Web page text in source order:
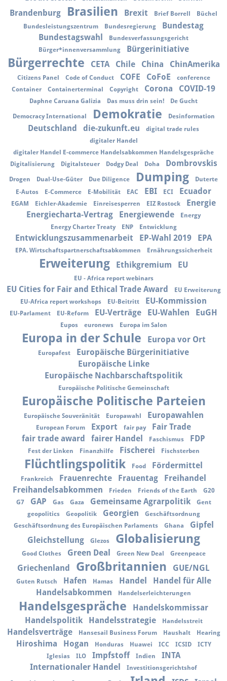
Brandenburg Brasilien Brexit Brief Borrell
Büchel
Bundesleistungszentrum
Bundesregierung
Bundestag
Bundestagswahl
Bundesverfassungsgericht
Bürger*innenversammlung
Bürgerinitiative
Bürgerrechte CETA Chile China ChinAmerika
Citizens Panel Code of Conduct COFE CoFoE
conference
Container
Containerterminal Copyright Corona COVID-19
Daphne Caruana Galizia Das muss drin sein! De Gucht
Democracy International Demokratie Desinformation
Deutschland die-zukunft.eu
digital trade rules
digitaler Handel
digitaler Handel E-commerce Handelsabkommen Handelsgespräche
Digitalisierung
Digitalsteuer Dodgy Deal Doha Dombrovskis
Drogen Dual-Use-Güter Due Diligence Dumping
Duterte
E-Autos
E-Commerce E-Mobilität EAC EBI ECI Ecuador
EGAM Eichler-Akademie Einreisesperren EIZ Rostock
Energie
Energiecharta-Vertrag
Energiewende
Energy
Energy Charter Treaty
ENP Entwicklung
Entwicklungszusammenarbeit EP-Wahl 2019 EPA
EPA. Wirtschaftspartnerschaftsabkommen Ernährungssicherheit
Erweiterung Ethikgremium EU
EU - Africa report webinars
EU Cities for Fair and Ethical Trade Award
EU Erweiterung
EU-Africa report workshops
EU-Beitritt EU-Kommission
EU-Parlament EU-Reform EU-Verträge EU-Wahlen EuGH
Eupos euronews Europa im Salon
Europa in der Schule Europa vor Ort
Europafest
Europäische Bürgerinitiative
Europäische Linke
Europäische Nachbarschaftspolitik
Europäische Politische Gemeinschaft
Europäische Politische Parteien
Europäische Souveränität Europawahl Europawahlen
European Forum Export fair pay
Fair Trade
fair trade award
fairer Handel Faschismus FDP
Fest der Linken Finanzhilfe Fischerei Fischsterben
Flüchtlingspolitik Food Fördermittel
Frankreich Frauenrechte Frauentag
Freihandel
Freihandelsabkommen
Frieden Friends of the Earth
G20
G7
GAP Gas Gaza Gemeinsame Agrarpolitik
Gent
geopolitics
Geopolitik Georgien
Geschäftsordnung
Geschäftsordnung des Europäischen Parlaments
Ghana
Gipfel
Gleichstellung
Glezos Globalisierung
Good Clothes Green Deal Green New Deal Greenpeace
Griechenland Großbritannien GUE/NGL
Guten Rutsch Hafen Hamas Handel
Handel für Alle
Handelsabkommen
Handelserleichterungen
Handelsgespräche
Handelskommissar
Handelspolitik
Handelsstrategie Handelsstreit
Handelsverträge Hansesail Business Forum Haushalt Hearing
Hiroshima Hogan Honduras Huawei ICC ICSID
ICTY
Iglesias
ILO Impfstoff Indien
INTA
Internationaler Handel
Investitionsgerichtshof